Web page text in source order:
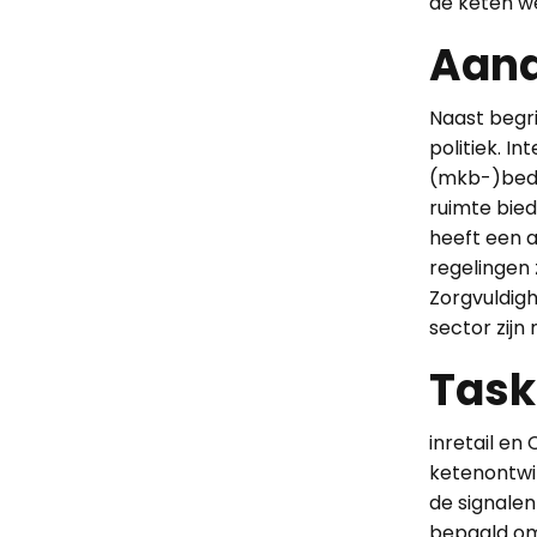
Naast
politiek.
(mkb-
ruimte
heeft een
regelingen
sector zijn
inretail en
de